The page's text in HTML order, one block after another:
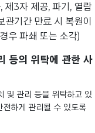
제3자 제공, 파기, 열람
기간 만료 시 복원이
우 파쇄 또는 소각)
등의 위탁에 관한 사
및 관리 등을 위탁하고 있
하게 관리될 수 있도록